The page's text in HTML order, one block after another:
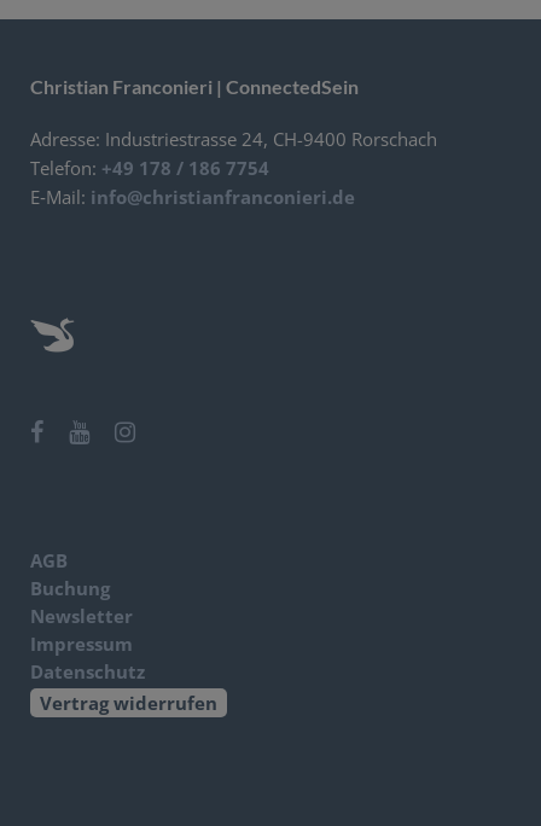
Christian Franconieri | ConnectedSein
Adresse: Indus­trie­strasse 24, CH-9400 Rorschach
Telefon: +49 178 / 186 7754
E‑Mail: info@christianfranconieri.de
AGB
Buchung
Newsletter
Impressum
Daten­schutz
Vertrag wider­rufen